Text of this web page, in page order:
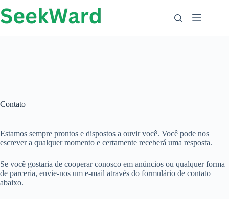
para
o
Contato
Estamos sempre prontos e dispostos a ouvir você. Você pode nos
escrever a qualquer momento e certamente receberá uma resposta.
Se você gostaria de cooperar conosco em anúncios ou qualquer forma
de parceria, envie-nos um e-mail através do formulário de contato
abaixo.